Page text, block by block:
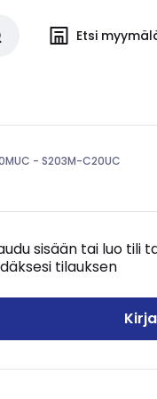
Etsi
- S203M-C20UC
sisään tai luo tili
tilauksen